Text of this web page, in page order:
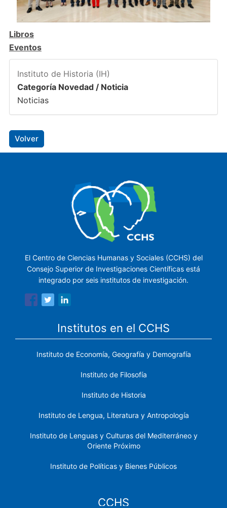
Libros
Eventos
Instituto de Historia (IH)
Categoría Novedad / Noticia
Noticias
Volver
El Centro de Ciencias Humanas y Sociales (CCHS) del
Consejo Superior de Investigaciones Científicas está
integrado por seis institutos de investigación.
Institutos en el CCHS
Instituto de Economía, Geografía y Demografía
Instituto de Filosofía
Instituto de Historia
Instituto de Lengua, Literatura y Antropología
Instituto de Lenguas y Culturas del Mediterráneo y
Oriente Próximo
Instituto de Políticas y Bienes Públicos
CCHS